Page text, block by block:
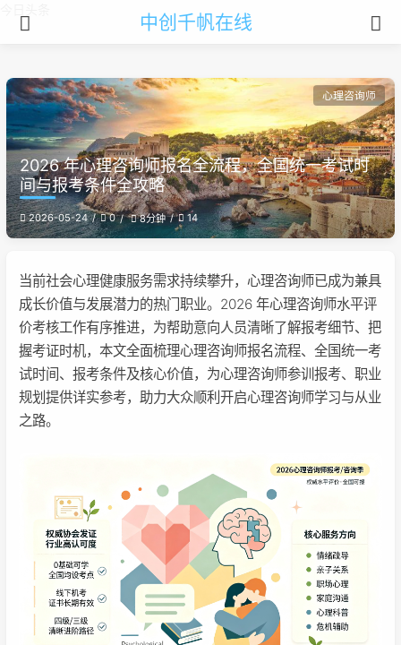
中创千帆在线
心理咨询师
2026 年心理咨询师报名全流程，全国统一考试时
间与报考条件全攻略
2026-05-24 0 8分钟 14
当前社会心理健康服务需求持续攀升，心理咨询师已成为兼具
成长价值与发展潜力的热门职业。2026 年心理咨询师水平评
价考核工作有序推进，为帮助意向人员清晰了解报考细节、把
握考证时机，本文全面梳理心理咨询师报名流程、全国统一考
试时间、报考条件及核心价值，为心理咨询师参训报考、职业
规划提供详实参考，助力大众顺利开启心理咨询师学习与从业
之路。